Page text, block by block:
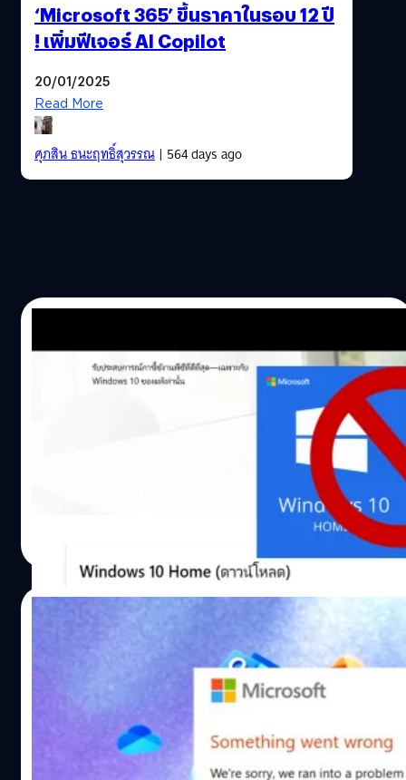
‘Microsoft 365’ ขึ้นราคาในรอบ 12 ปี
! เพิ่มฟีเจอร์ AI Copilot
20/01/2025
Read More
ศุภสิน ธนะฤทธิ์สุวรรณ| 564 days ago
เตือนผู้ใช้ Windows 10 แอปฯ Microsoft
365 แบบ Desktop จะอัปเดตไม่ได้หลังตุลาคม
อัปเดต: พฤษภาคม 2025 "Microsoft ประกาศเปลี่ยนใจ
ขยายระยะสนับสนุนแอป Microsoft 365 บน Windows 10
แบบเงียบ ๆ" ใช้งานไม่ได้เลยจริงหรือ ? ผู้ใช้ Windows 10 จะ
ไม่สามารถใช้งานแอปพลิเคชัน Microsoft 365 แบบ Desktop
ได้ หลังจาก Microsoft จะยุติการสนับสนุนภายในเวลาไม่ถึง
หนึ่งปี ซึ่งอ้างอิงกับวันยุติการสนับสนุนของ Windows 10 ที่สิ้น
สุดลงในเดือนตุลาคม 2025 เป็นการอ้างอิงคำพูดจากเอกสาร
ของทาง Microsoft แต่ความจริงแล้วการสิ้นสุดการสนับสนุน
Microsoft 365 แบบ Desktop สำหรับ Windows 10
หมายความว่าหากติดตั้งไปก่อนหน้านี้จะได้รับการอัปเดตใหม่
ถึงวันที่ 14 ตุลาคม 2025 เท่านั้น และยังไม่มีข้อมูลว่ามีแนวทาง
ติดตั้งใหม่บน Windows 10 หลังจากนี้หรือไม่ (อย่างเช่นกรณี
ของ Windows 7, 8,…
17/07/2024
ผู้ใช้ Microsoft Office อาจพบ Error
30088-27 – แนะวิธีเลี่ยงปัญหาชั่วคราว
ตั้งแต่เดือนที่แล้วจนถึง ณ ตอนที่เขียนข่าวนี้ มีผู้ใช้ Microsoft
365 (รวมถึงลิขสิทธิ์ของ Microsoft Office ซื้อขาดเวอร์ชัน
2016-2021 ที่ติดตั้งแบบ Click-To-Run (C2R)) บางท่านพบ